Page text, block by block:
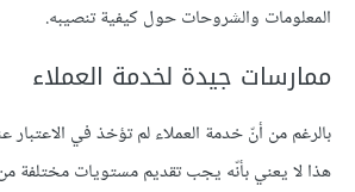
المعلومات والشروحات حول كيفية تنصيبه.
ممارسات جيدة لخدمة العملاء
بالرغم من أنّ خدمة العملاء لم تؤخذ في الاعتبار
هذا لا يعني بأنّه يجب تقديم مستويات مختلفة